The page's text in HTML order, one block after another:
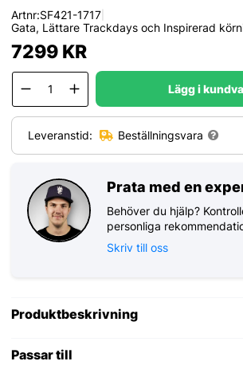
Artnr:SF421-1717|
Gata, Lättare Trackdays och Inspirerad
7299KR
Lägg i
Leveranstid: Beställningsvara
Prata med en
Behöver du hjälp?
personliga
Skriv till oss
Produktbeskrivning
Passar till